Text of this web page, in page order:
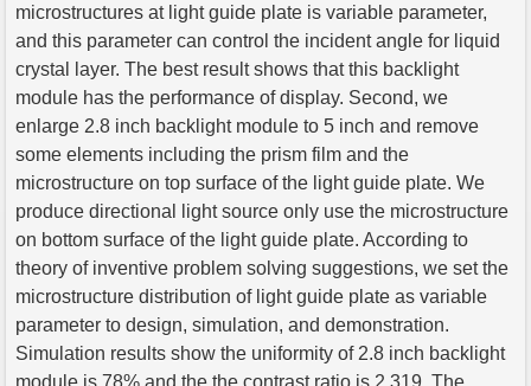
microstructures at light guide plate is variable parameter,
and this parameter can control the incident angle for liquid
crystal layer. The best result shows that this backlight
module has the performance of display. Second, we
enlarge 2.8 inch backlight module to 5 inch and remove
some elements including the prism film and the
microstructure on top surface of the light guide plate. We
produce directional light source only use the microstructure
on bottom surface of the light guide plate. According to
theory of inventive problem solving suggestions, we set the
microstructure distribution of light guide plate as variable
parameter to design, simulation, and demonstration.
Simulation results show the uniformity of 2.8 inch backlight
module is 78% and the the contrast ratio is 2,319. The